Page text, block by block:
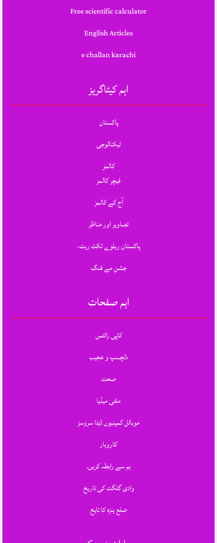
Free scientific calculator
English Articles
e challan karachi
اہم کیٹاگریز
پاکستان
ٹیکنالوجی
کالمز
فیچر کالمز
آج کے کالمز
تصاویر اور مناظر
پاکستان ریلوے ٹکٹ ریٹ،
جشنِ مے فنگ
اہم صفحات
کاپی رائٹس
دلچسپ و عجیب
صحت
ملٹی میڈیا
موبائل کمپنیوں ڈیٹا سروسز
کاروبار
ہم سے رابطہ کریں.
وادی گلگت کی تاریخ
ضلع ہنزہ کا تایخ